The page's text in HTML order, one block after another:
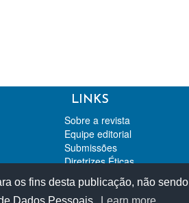
os fins desta publicação, não
Dados Pessoais.
Learn more
LINKS
Sobre a revista
Equipe editorial
Submissões
Diretrizes Éticas
Contato
Revista de Direito da